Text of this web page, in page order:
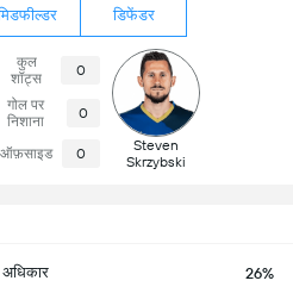
डिफेंडर
कुल
शॉट्स
0
गोल पर
निशाना
0
ऑफ़साइड 0
Steven
Skrzybski
अधिकार 26%